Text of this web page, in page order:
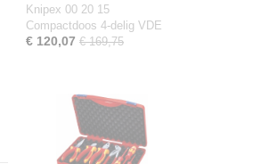
Knipex 00 20 15
Compactdoos 4-delig VDE
€ 120,07 € 169,75